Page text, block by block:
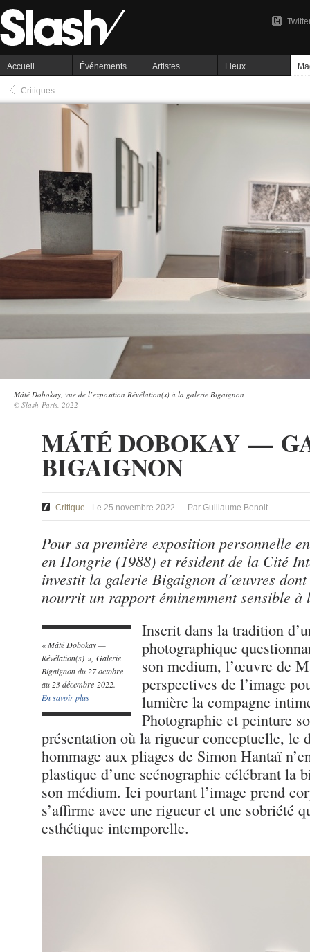
Accueil Événements Artistes Lieux
Critiques
Máté Dobokay, vue de l’exposition Révélation(s) à la galerie Bigaignon
© Slash-Paris, 2022
MÁTÉ DOBOKAY —
BIGAIGNON
Critique Le 25 novembre 2022 — Par Guillaume Benoit
Pour sa première exposition personnelle
en Hongrie (1988) et résident de la Cité
investit la galerie Bigaignon d’œuvres
nourrit un rapport éminemment sensible à
« Máté Dobokay —
Révélation(s) », Galerie
Bigaignon du 27 octobre
au 23 décembre 2022.
En savoir plus
Inscrit dans la tradition
photographique
son medium, l’œuvre de
perspectives de l’image
lumière la compagne
Photographie et peinture
présentation où la rigueur conceptuelle, le
hommage aux pliages de Simon Hantaï
plastique d’une scénographie célébrant la
son médium. Ici pourtant l’image prend
s’affirme avec une rigueur et une sobriété
esthétique intemporelle.